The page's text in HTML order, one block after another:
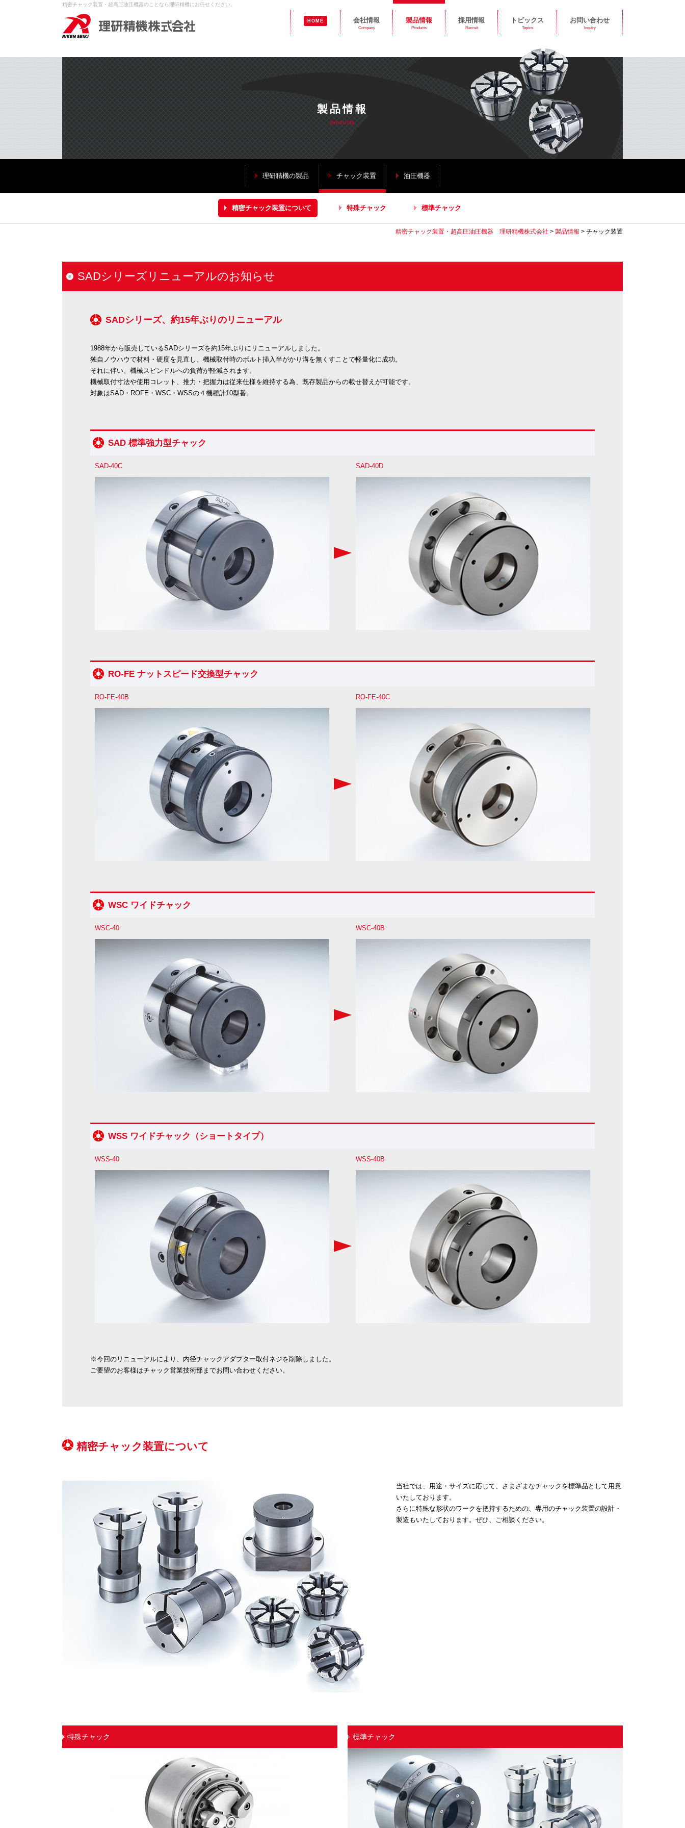
精密チャック装置・超高圧油圧機器のことなら理研精機にお任せください。
HOME 会社情報
Company
製品情報
Products
採用情報
Recruit
トピックス
Topics
お問い合わせ
Inquiry
製品情報
products
理研精機の製品 チャック装置 油圧機器
精密チャック装置について 特殊チャック 標準チャック
精密チャック装置・超高圧油圧機器 理研精機株式会社 > 製品情報 > チャック装置
SADシリーズリニューアルのお知らせ
SADシリーズ、約15年ぶりのリニューアル
1988年から販売しているSADシリーズを約15年ぶりにリニューアルしました。
独自ノウハウで材料・硬度を見直し、機械取付時のボルト挿入半がかり溝を無くすことで軽量化に成功。
それに伴い、機械スピンドルへの負荷が軽減されます。
機械取付寸法や使用コレット、推力・把握力は従来仕様を維持する為、既存製品からの載せ替えが可能です。
対象はSAD・ROFE・WSC・WSSの４機種計10型番。
SAD 標準強力型チャック
SAD-40C SAD-40D
RO-FE ナットスピード交換型チャック
RO-FE-40B RO-FE-40C
WSC ワイドチャック
WSC-40 WSC-40B
WSS ワイドチャック（ショートタイプ）
WSS-40 WSS-40B
※今回のリニューアルにより、内径チャックアダプター取付ネジを削除しました。
ご要望のお客様はチャック営業技術部までお問い合わせください。
精密チャック装置について
当社では、用途・サイズに応じて、さまざまなチャックを標準品として用意
いたしております。
さらに特殊な形状のワークを把持するための、専用のチャック装置の設計・
製造もいたしております。ぜひ、ご相談ください。
特殊チャック 標準チャック